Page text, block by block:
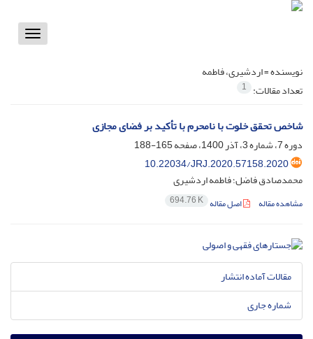
Toggle
نویسنده =اردشیری، فاطمه
تعداد مقالات: 1
شاخص تحقق خلوت با نامحرم با تأکید بر فضای مجازی
دوره 7، شماره 3، آذر 1400، صفحه
165-188
10.22034/JRJ.2020.57158.2020
محمدصادق فاضل؛ فاطمه اردشیری
مشاهده مقاله اصل مقاله 694.76 K
مقالات آماده انتشار
شماره جاری